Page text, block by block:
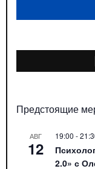
Предстоящие
АВГ
12
19:00 -
2.0» с